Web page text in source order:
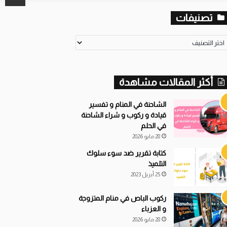
تصنيفات
أكثر المقالات مشاهدة
الشاحنة في المنام و تفسير
قيادة و ركوب و شراء الشاحنة
في الحلم
28 مايو 2026
كتابة تقرير ضد سوء سلوك
التلميذ
25 أبريل 2023
ركوب الباص في منام المتزوجة
و العزباء
28 مايو 2026